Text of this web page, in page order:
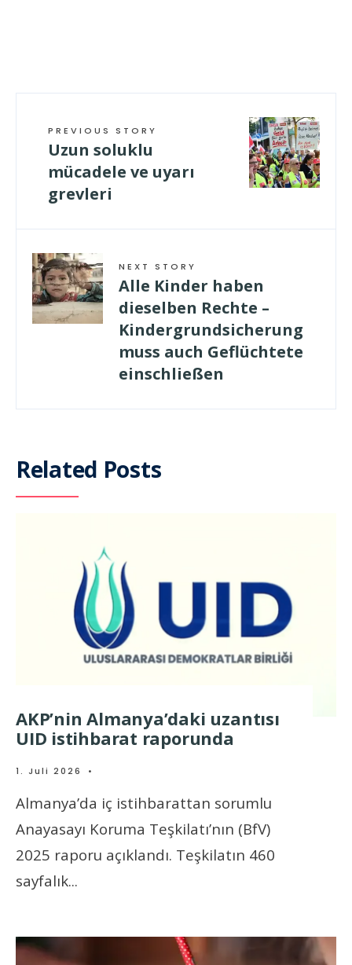
PREVIOUS STORY
Uzun soluklu
mücadele ve uyarı
grevleri
NEXT STORY
Alle Kinder haben
dieselben Rechte –
Kindergrundsicherung
muss auch Geflüchtete
einschließen
Related Posts
AKP’nin Almanya’daki uzantısı
UID istihbarat raporunda
1. Juli 2026 •
Almanya’da iç istihbarattan sorumlu
Anayasayı Koruma Teşkilatı’nın (BfV)
2025 raporu açıklandı. Teşkilatın 460
sayfalık...